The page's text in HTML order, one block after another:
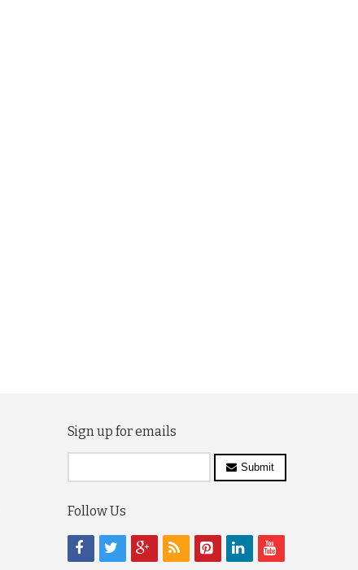
Sign up for emails
Submit
Follow Us